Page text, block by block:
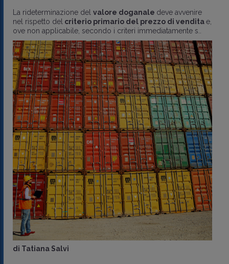
La rideterminazione del valore doganale deve avvenire
nel rispetto del criterio primario del prezzo di venditae,
ove non applicabile, secondo i criteri immediatamente s..
di Tatiana Salvi